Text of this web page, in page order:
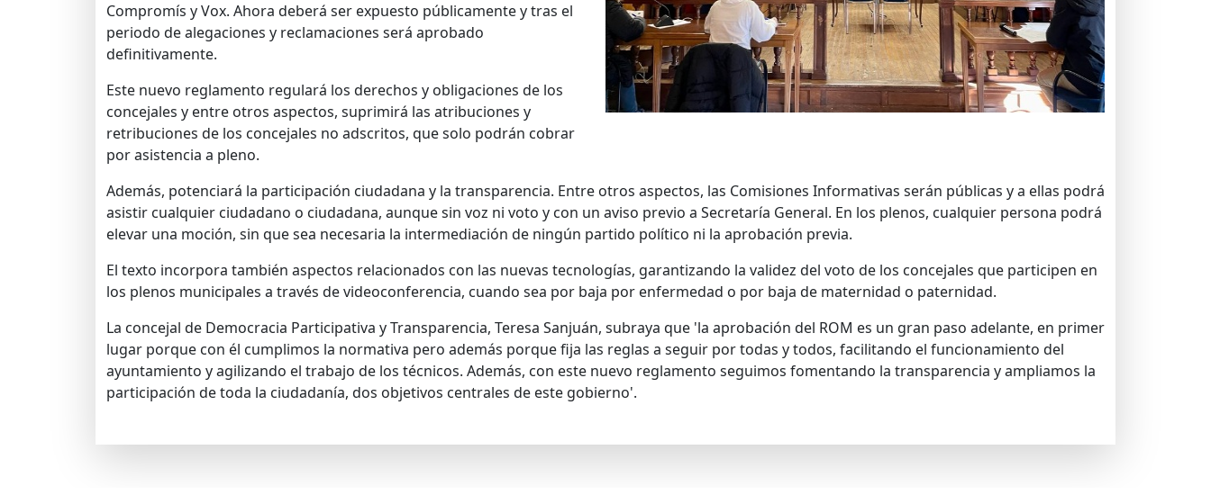
Compromís y Vox. Ahora deberá ser expuesto públicamente y tras el
periodo de alegaciones y reclamaciones será aprobado
definitivamente.
Este nuevo reglamento regulará los derechos y obligaciones de los
concejales y entre otros aspectos, suprimirá las atribuciones y
retribuciones de los concejales no adscritos, que solo podrán cobrar
por asistencia a pleno.
Además, potenciará la participación ciudadana y la transparencia. Entre otros aspectos, las Comisiones Informativas serán públicas y a ellas podrá
asistir cualquier ciudadano o ciudadana, aunque sin voz ni voto y con un aviso previo a Secretaría General. En los plenos, cualquier persona podrá
elevar una moción, sin que sea necesaria la intermediación de ningún partido político ni la aprobación previa.
El texto incorpora también aspectos relacionados con las nuevas tecnologías, garantizando la validez del voto de los concejales que participen en
los plenos municipales a través de videoconferencia, cuando sea por baja por enfermedad o por baja de maternidad o paternidad.
La concejal de Democracia Participativa y Transparencia, Teresa Sanjuán, subraya que 'la aprobación del ROM es un gran paso adelante, en primer
lugar porque con él cumplimos la normativa pero además porque fija las reglas a seguir por todas y todos, facilitando el funcionamiento del
ayuntamiento y agilizando el trabajo de los técnicos. Además, con este nuevo reglamento seguimos fomentando la transparencia y ampliamos la
participación de toda la ciudadanía, dos objetivos centrales de este gobierno'.